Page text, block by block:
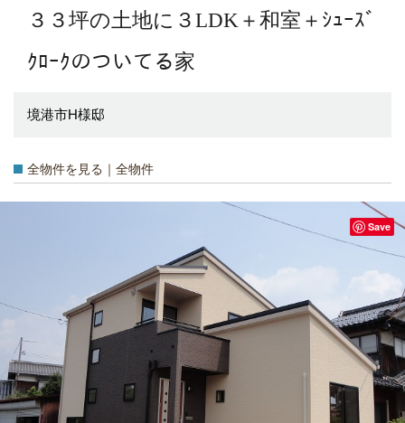
３３坪の土地に３LDK＋和室＋ｼｭｰｽﾞ
ｸﾛｰｸのついてる家
境港市H様邸
全物件を見る｜全物件
Save